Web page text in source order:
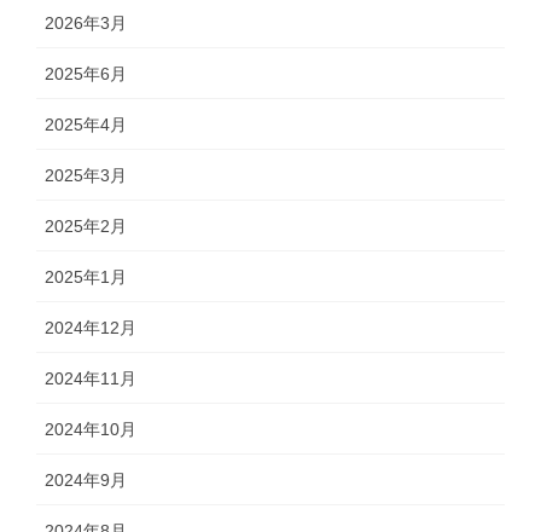
2026年3月
2025年6月
2025年4月
2025年3月
2025年2月
2025年1月
2024年12月
2024年11月
2024年10月
2024年9月